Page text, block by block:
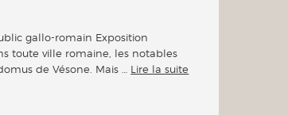
gallo-romain Exposition
toute ville romaine, les notables
de Vésone. Mais … Lire la suite